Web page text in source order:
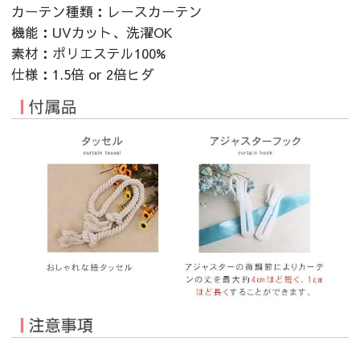
カーテン種類：レースカーテン
機能：UVカット、洗濯OK
素材：ポリエステル100%
仕様：1.5倍 or 2倍ヒダ